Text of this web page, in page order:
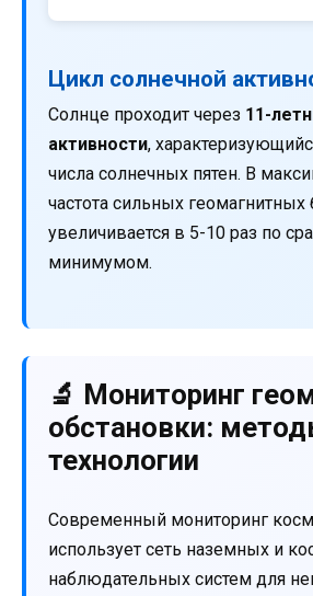
Цикл солнечной
Солнце проходит через 11-
активности,
числа солнечных пятен. В
частота сильных геомагнитных
увеличивается в 5-10 раз по
минимумом.
🔬 Мониторинг
обстановки:
технологии
Современный мониторинг
использует сеть наземных и
наблюдательных систем для